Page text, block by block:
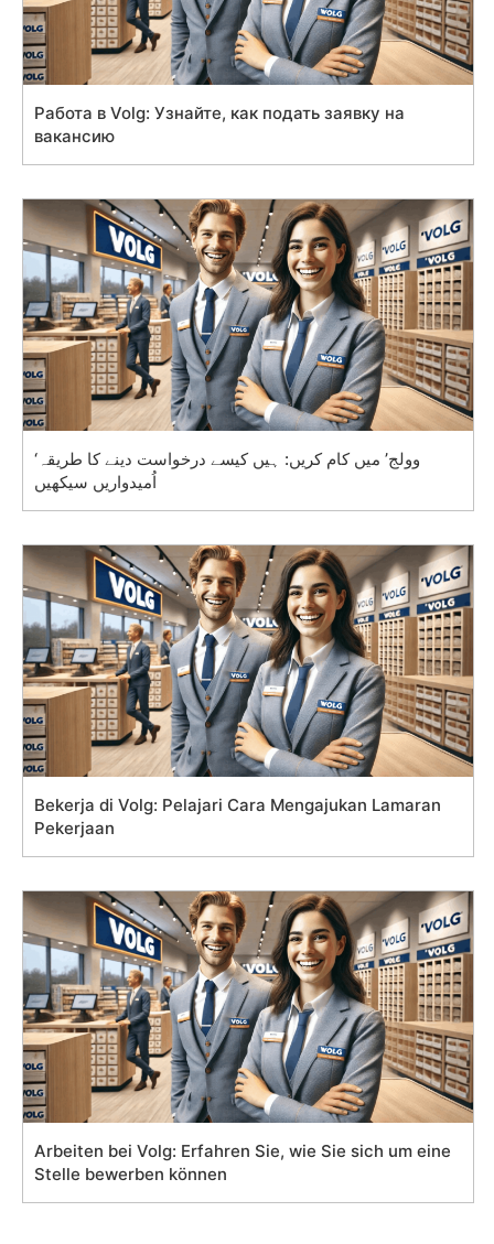
Работа в Volg: Узнайте, как подать заявку на
вакансию
‘وولج’ میں کام کریں: ہیں کیسے درخواست دینے کا طریقہ
اُمیدواریں سیکھیں
Bekerja di Volg: Pelajari Cara Mengajukan Lamaran
Pekerjaan
Arbeiten bei Volg: Erfahren Sie, wie Sie sich um eine
Stelle bewerben können